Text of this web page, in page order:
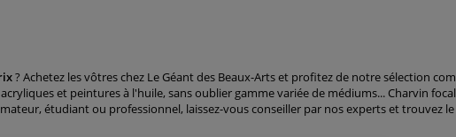
? Achetez les vôtres chez Le Géant des Beaux-Arts et profitez de notre sélection
et peintures à l'huile, sans oublier gamme variée de médiums... Charvin
étudiant ou professionnel, laissez-vous conseiller par nos experts et trouvez